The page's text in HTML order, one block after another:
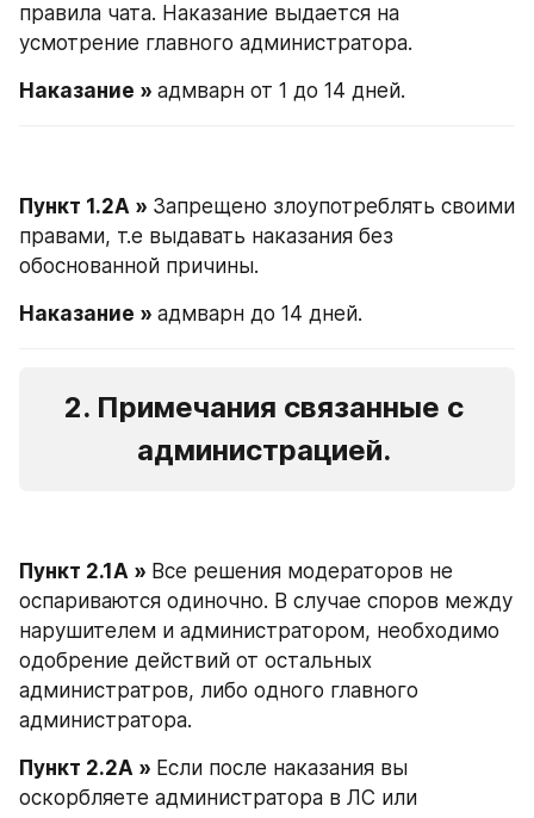
правила чата. Наказание выдается на
усмотрение главного администратора.
Наказание » адмварн от 1 до 14 дней.
Пункт 1.2А » Запрещено злоупотреблять своими
правами, т.е выдавать наказания без
обоснованной причины.
Наказание » адмварн до 14 дней.
2. Примечания связанные с
администрацией.
Пункт 2.1А » Все решения модераторов не
оспариваются одиночно. В случае споров между
нарушителем и администратором, необходимо
одобрение действий от остальных
администратров, либо одного главного
администратора.
Пункт 2.2А » Если после наказания вы
оскорбляете администратора в ЛС или